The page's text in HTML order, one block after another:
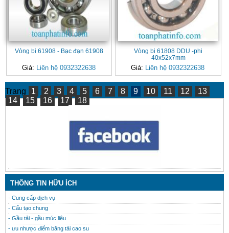
Vòng bi 61908 - Bạc đạn 61908
Giá: Liên hệ 0932322638
Vòng bi 61808 DDU -phi
40x52x7mm
Giá: Liên hệ 0932322638
Trang 1 2 3 4 5 6 7 8 9 10 11 12
13
14
15 16 17 18
THÔNG TIN HỮU ÍCH
- Cung cấp dịch vụ
- Cấu tạo chung
- Gầu tải - gầu múc liệu
- ưu nhược điểm băng tải cao su